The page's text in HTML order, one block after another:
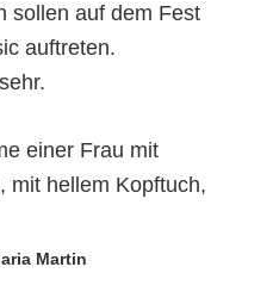
sollen auf dem Fest
auftreten.
Martin